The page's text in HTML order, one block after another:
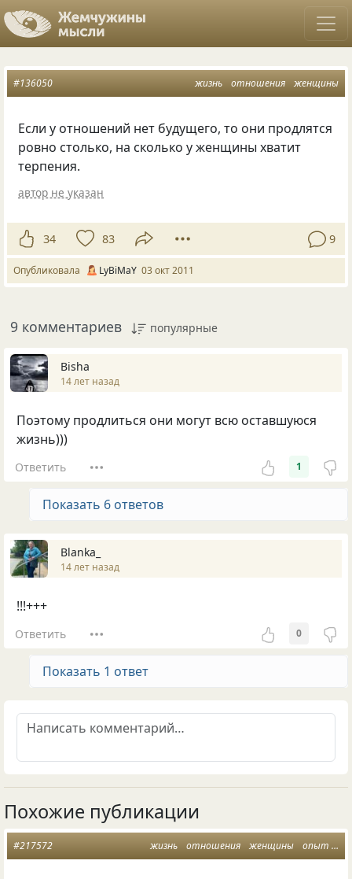
жизнь отношения женщины
#136050
Если у отношений нет будущего, то они продлятся
ровно столько, на сколько у женщины хватит
терпения.
автор не указан
34 83 9
Опубликовала LyBiMaY 03 окт 2011
9 комментариев популярные
Bisha
14 лет назад
Поэтому продлиться они могут всю оставшуюся
жизнь)))
Ответить 1
Показать 6 ответов
Blanka_
14 лет назад
!!!+++
Ответить 0
Показать 1 ответ
Похожие публикации
жизнь отношения женщины опыт
#217572